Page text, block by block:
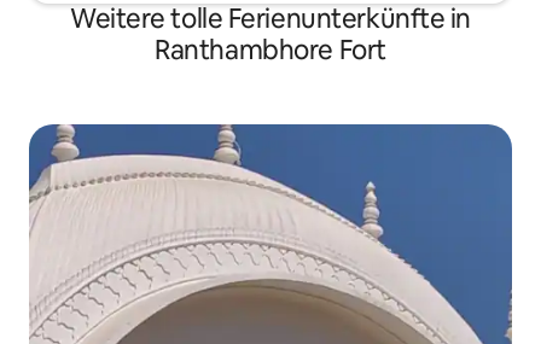
Weitere tolle Ferienunterkünfte in
Ranthambhore Fort